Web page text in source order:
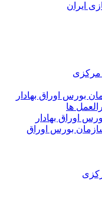
ایران
مرکزی
بورس اوراق بهادار
ها
اوراق بهادار
بورس اوراق